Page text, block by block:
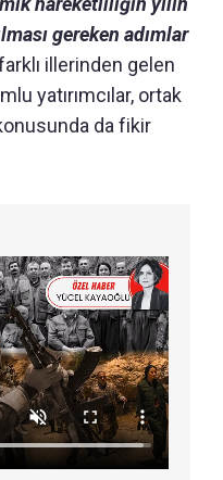
gereken adımlar
illerinden gelen
yatırımcılar, ortak
da fikir